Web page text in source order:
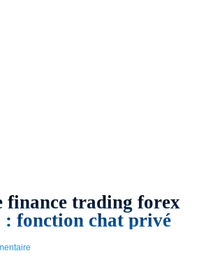
finance trading forex
: fonction chat privé